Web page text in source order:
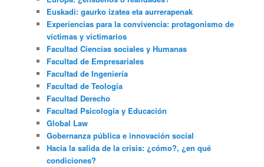
Euskadi: gaurko izatea eta aurrerapenak
Experiencias para la convivencia: protagonismo de
víctimas y victimarios
Facultad Ciencias sociales y Humanas
Facultad de Empresariales
Facultad de Ingeniería
Facultad de Teología
Facultad Derecho
Facultad Psicología y Educación
Global Law
Gobernanza pública e innovación social
Hacia la salida de la crisis: ¿cómo?, ¿en qué
condiciones?